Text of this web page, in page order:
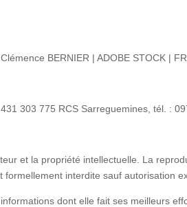
BERNIER | ADOBE STOCK |
303 775 RCS Sarreguemines, tél. :
et la propriété intellectuelle. La
interdite sauf autorisation
dont elle fait ses meilleurs